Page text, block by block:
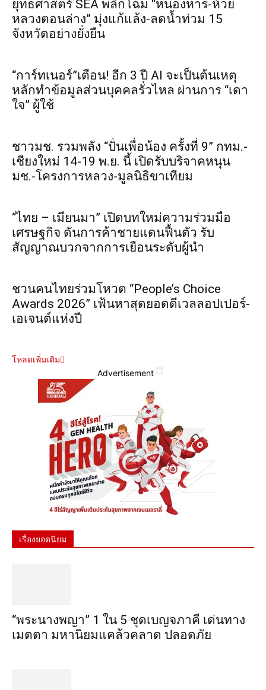
ยุทธศาสตร์ SEA พลิกโฉม “หนองหาร-ห้วย
หลวงตอนล่าง” มุ่งแก้แล้ง-ลดน้ำท่วม 15
จังหวัดอย่างยั่งยืน
“การ์ทเนอร์”เตือน! อีก 3 ปี AI จะเป็นต้นเหตุ
หลักทำข้อมูลส่วนบุคคลรั่วไหล ผ่านการ “เดา
ใจ” ผู้ใช้
ชาวมช. รวมพลัง “ปั่นเพื่อน้อง ครั้งที่ 9” กทม.-
เชียงใหม่ 14-19 พ.ย. นี้ เปิดรับบริจาคหนุน
มช.-โครงการหลวง-มูลนิธิขาเทียม
“ไทย – เมียนมา” เปิดบทใหม่ความร่วมมือ
เศรษฐกิจ ดันการค้าชายแดนฟื้นตัว รับ
สัญญาณบวกจากการเยือนระดับผู้นำ
ชวนคนไทยร่วมโหวต “People’s Choice
Awards 2026” เฟ้นหาสุดยอดดีเวลลอปเปอร์-
เอเจนต์แห่งปี
โหลดเพิ่มเติม
Advertisement
เรื่องยอดนิยม
“พระ​นาง​พญา” 1 ใน 5​ ชุดเบญจ​ภาคี​ เด่นทาง
เมตตา​ มหา​นิยม​แคล้วคลาด​ ปลอดภัย​